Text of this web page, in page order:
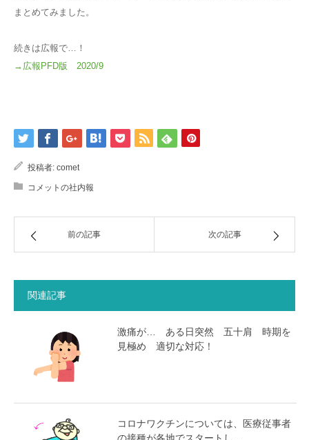
まとめてみました。
続きは広報で…！
→広報PFD版 2020/9
投稿者: comet
コメットの社内報
前の記事 次の記事
関連記事
激痛が… ある日突然 五十肩 時期を
見極め 適切な対応！
コロナワクチンについては、医療従事者